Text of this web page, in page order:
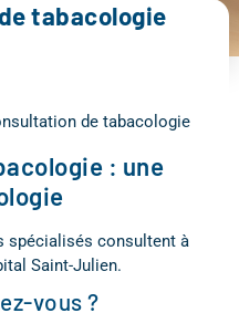
tabacologie
de tabacologie
: une
spécialisés consultent à
Saint-Julien.
vous ?